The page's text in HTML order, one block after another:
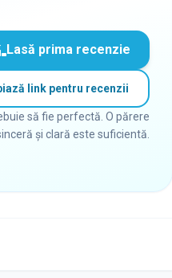
Lasă prima recenzie
link pentru recenzii
să fie perfectă. O părere
și clară este suficientă.